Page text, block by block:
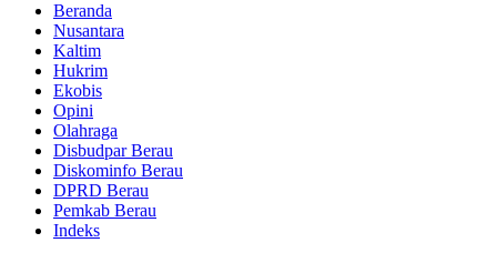
Beranda
Nusantara
Kaltim
Hukrim
Ekobis
Opini
Olahraga
Disbudpar Berau
Diskominfo Berau
DPRD Berau
Pemkab Berau
Indeks